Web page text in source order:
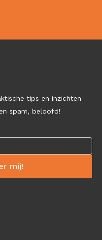
tips en inzichten
spam, beloofd!